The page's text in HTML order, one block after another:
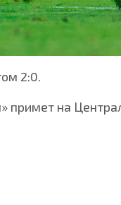
2:0.
примет на